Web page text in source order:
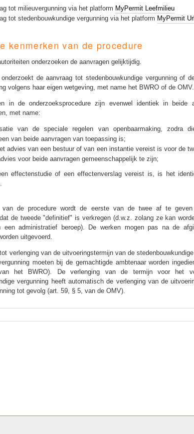
tot milieuvergunning via het platform MyPermit Leefmilieu
tot stedenbouwkundige vergunning via het platform MyPermit
kenmerken van de procedure
onderzoeken de aanvragen gelijktijdig.
de aanvraag tot stedenbouwkundige vergunning of
volgens haar eigen wetgeving, met name het BWRO of de OMV.
in de onderzoeksprocedure zijn evenwel identiek in beide
met name:
van de speciale regelen van openbaarmaking, zodra
van beide aanvragen van toepassing is;
advies van een bestuur of van een instantie vereist is voor de
voor beide aanvragen gemeenschappelijk te zijn;
effectenstudie of een effectenverslag vereist is, is het
de procedure wordt de eerste van de twee af te geven
de tweede "definitief" is verkregen (d.w.z. zolang ze kan
een administratief beroep). De werken mogen pas na de
uitgevoerd.
verlenging van de uitvoeringstermijn van de
moeten bij de gemachtigde ambtenaar worden
het BWRO). De verlenging van de termijn voor het
vergunning heeft automatisch de verlenging van de
tot gevolg (art. 59, § 5, van de OMV).